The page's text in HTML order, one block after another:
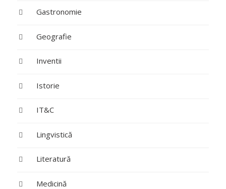
Gastronomie
Geografie
Inventii
Istorie
IT&C
Lingvistică
Literatură
Medicină